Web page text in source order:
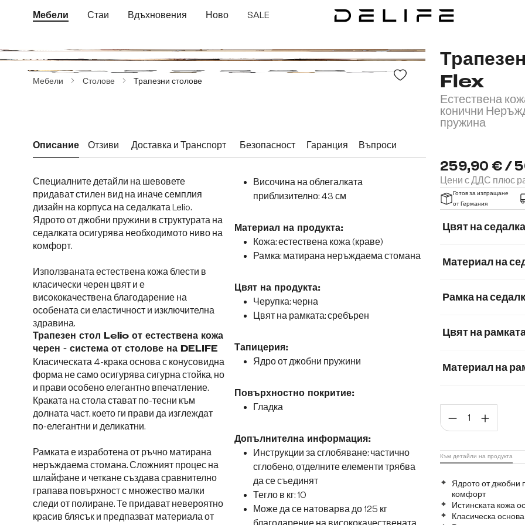
към основното съдържание
Преминете към търсенето
Преминете към основната навигация
Мебели Стаи Вдъхновения Ново SALE
Мебели Столове Трапезни столове
Flex
Естествена
конични
пружина
259,90 € /
Цени с ДДС плюс
Готов за изпращане
от Германия
Цвят на
Материал на
Рамка на
Цвят на
Материал на
Графитена
Ядрото от джобни
комфорт
Истинската кожа
Класическа
Към детайли на продукта
Описание Отзиви Доставка и Транспорт Безопасност Гаранция Въпроси
Специалните детайли на шевовете
придават стилен вид на иначе семплия
дизайн на корпуса на седалката Lelio.
Ядрото от джобни пружини в структурата на
седалката осигурява необходимото ниво на
комфорт.
Използваната естествена кожа блести в
класически черен цвят и е
висококачествена благодарение на
особената си еластичност и изключителна
здравина.
Трапезен стол Lelio от естествена кожа
черен - система от столове на DELIFE
Класическата 4-крака основа с конусовидна
форма не само осигурява сигурна стойка, но
и прави особено елегантно впечатление.
Краката на стола стават по-тесни към
долната част, което ги прави да изглеждат
по-елегантни и деликатни.
Рамката е изработена от ръчно матирана
неръждаема стомана. Сложният процес на
шлайфане и четкане създава сравнително
грапава повърхност с множество малки
следи от полиране. Те придават невероятно
красив блясък и предпазват материала от
Височина на облегалката
приблизително: 43 см
Материал на продукта:
Кожа: естествена кожа (краве)
Рамка: матирана неръждаема стомана
Цвят на продукта:
Черупка: черна
Цвят на рамката: сребърен
Тапицерия:
Ядро от джобни пружини
Повърхностно покритие:
Гладка
Допълнителна информация:
Инструкции за сглобяване: частично
сглобено, отделните елементи трябва
да се съединят
Тегло в кг: 10
Може да се натоварва до 125 кг